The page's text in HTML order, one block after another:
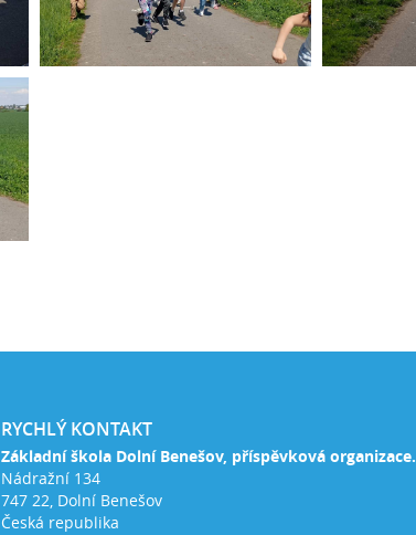
RYCHLÝ KONTAKT
Základní škola Dolní Benešov, příspěvková organizace.
Nádražní 134
747 22, Dolní Benešov
Česká republika